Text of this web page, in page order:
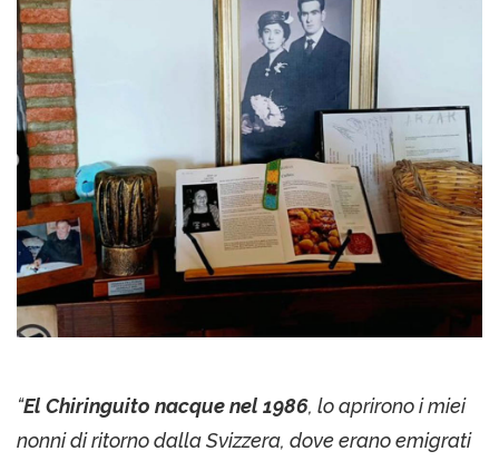
“El Chiringuito nacque nel 1986, lo aprirono i miei
nonni di ritorno dalla Svizzera, dove erano emigrati